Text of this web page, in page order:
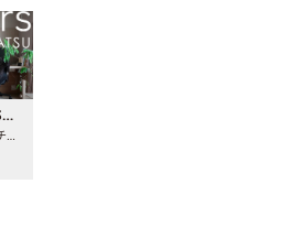
INDEX｜Mr.&Mrs. KOMATSU renovation diary
プロダクトデザイナーの夫とマーチャンダイザーの妻が、夫婦で..